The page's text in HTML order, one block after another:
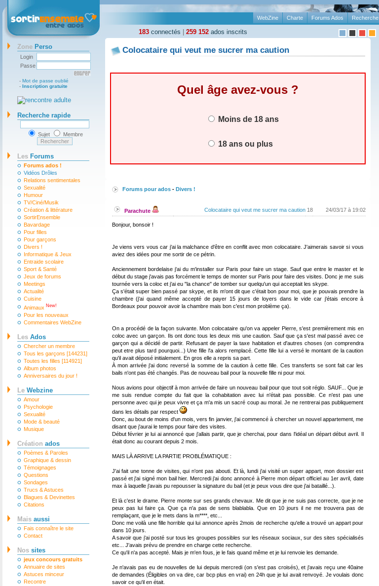
Recherche
Forums Ados
Charte
WebZine
183 connectés 259 152 ados inscrits
Zone Perso
Login
Passe
- Mot de passe oublié
- Inscription gratuite
Recherche rapide
Sujet Membre
Les Forums
Forums ados !
Vidéos Drôles
Relations sentimentales
Sexualité
Humour
TV/Ciné/Musik
Création & littérature
SortirEnsemble
Bavardage
Pour filles
Pour garçons
Divers !
Informatique & Jeux
Entraide scolaire
Sport & Santé
Jeux de forums
Meetings
Actualité
Cuisine
Animaux New!
Pour les nouveaux
Commentaires WebZine
Les Ados
Chercher un membre
Tous les garçons [144231]
Toutes les filles [114921]
Album photos
Anniversaires du jour !
Le Webzine
Amour
Psychologie
Sexualité
Mode & beauté
Musique
Création ados
Poèmes & Paroles
Graphique & dessin
Témoignages
Questions
Sondages
Trucs & Astuces
Blagues & Devinettes
Citations
Mais aussi
Fais connaître le site
Contact
Nos sites
jeux concours gratuits
Annuaire de sites
Astuces minceur
Recontre
Colocataire qui veut me sucrer ma caution
Quel âge avez-vous ?
Moins de 18 ans
18 ans ou plus
Forums pour ados- Divers !
Parachute Colocataire qui veut me sucrer ma caution 18 24/03/17 à 19:02
Bonjour, bonsoir !
Je viens vers vous car j'ai la malchance d'être en conflit avec mon colocataire. J'aimerais savoir si vous
aviez des idées pour me sortir de ce pétrin.
Anciennement bordelaise j'ai du m'installer sur Paris pour faire un stage. Sauf que entre le master et le
début du stage j'avais pas forcément le temps de monter sur Paris pour faire des visites. Donc je me suis
tournée vers la coloc et j'ai eu "la chance" de tomber sur quelqu'un qui acceptait les skype.
Ça s'était super bien passé par skype, et ils m'ont dit que c'était bon pour moi, que je pouvais prendre la
chambre (j'ai quand même accepté de payer 15 jours de loyers dans le vide car j'étais encore à
Bordeaux pour pouvoir avoir la chambre mais bon c'est mon problème ça).
On a procédé de la façon suivante. Mon colocataire qu'on va appeler Pierre, s'est premièrement mis en
coloc avec un garçon. Ils ont donc tous les deux mis une caution. Sauf que ça s'est mal passé avec ce
garçon qui a décidé de partir. Refusant de payer la taxe habitation et d'autres choses (on comprendra
peut etre plus tard pourquoi...) Une fille l'a alors remplacé. Cette fille lui a versé le montant de la caution
qu'il avait déposé initialement. En gros elle a repris sa part.
À mon arrivée j'ai donc reversé la somme de la caution à cette fille. Ces transferts se sont fait car les
bails n'ont pas été changés. Pas de nouveau bail pour la nouvelle fille ni pour moi.
Nous avions pour objectif à mon arrivée de faire un nouveau bail pour que tout soit réglo. SAUF... Que je
me suis rendue compte du fait que la cohabitation avec lui n'était pas possible. Ce n'est pas une
personne avec qui je peux vivre et ça m'a mis un sacré coup au moral. Je ne rentrerai pas publiquement
dans les détails par respect
Donc, au bout de moins d'un mois, vers fin janvier, j'ai commencé à chercher un nouvel appartement, me
disant que j'aurai le temps pour faire des visites.
Début février je lui ai annoncé que j'allais partir, que je cherchai, pour dans l'idéal un départ début avril. Il
était donc au courant depuis 2 mois.
MAIS LÀ ARRIVE LA PARTIE PROBLÉMATIQUE :
J'ai fait une tonne de visites, qui n'ont pas abouti. Et là, lundi j'ai visité un super appart, mon dossier est
passé et j'ai signé mon bail hier. Mercredi j'ai donc annoncé à Pierre mon départ officiel au 1er avril, date
max à laquelle j'avais pu repousser la signature du bail (et je peux vous dire que j'ai bataillé...).
Et là c'est le drame. Pierre monte sur ses grands chevaux. Me dit que je ne suis pas correcte, que je ne
peux pas lui faire ça. Que ça n'a pas de sens blablabla. Que en 10 jours il ne me trouvera pas de
remplaçant, que je le mets dans la m****, etc...
Donc me voilà une fille horrible qui lui annonce après 2mois de recherche qu'elle a trouvé un appart pour
dans 10 jours.
A savoir que j'ai posté sur tous les groupes possibles sur les réseaux sociaux, sur des sites spécialisés
etc... J'avais prévu de prendre en charge cette recherche.
Ce qu'il n'a pas accepté. Mais je m'en fous, je le fais quand même et je lui renvoie les demande.
Je n'avais pas eu de nouvelles de lui depuis mercredi (on s'est pas croisés), et j'avais reçu une 40aine
de demandes (Éligibles on va dire, car bcp plus en vrai) en 24h que je lui avait renvoyé. Je voulais donc
savoir ce qu'il en était.